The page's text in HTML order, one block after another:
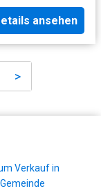
ansehen
>
Verkauf in